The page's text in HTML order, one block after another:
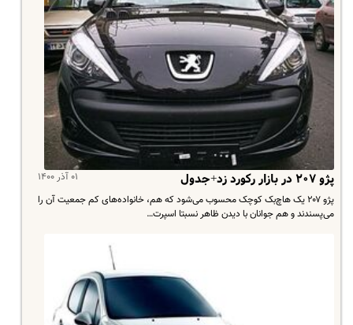
۰۱ آذر ۱۴۰۰ پژو ۲۰۷ در بازار رکورد زد+جدول
پژو ۲۰۷ یک هاچ‌بک کوچک محسوب می‌شود که هم، خانواده‌های کم جمعیت آن را
می‌پسندند و هم جوانان با دیدن ظاهر نسبتا اسپرت…